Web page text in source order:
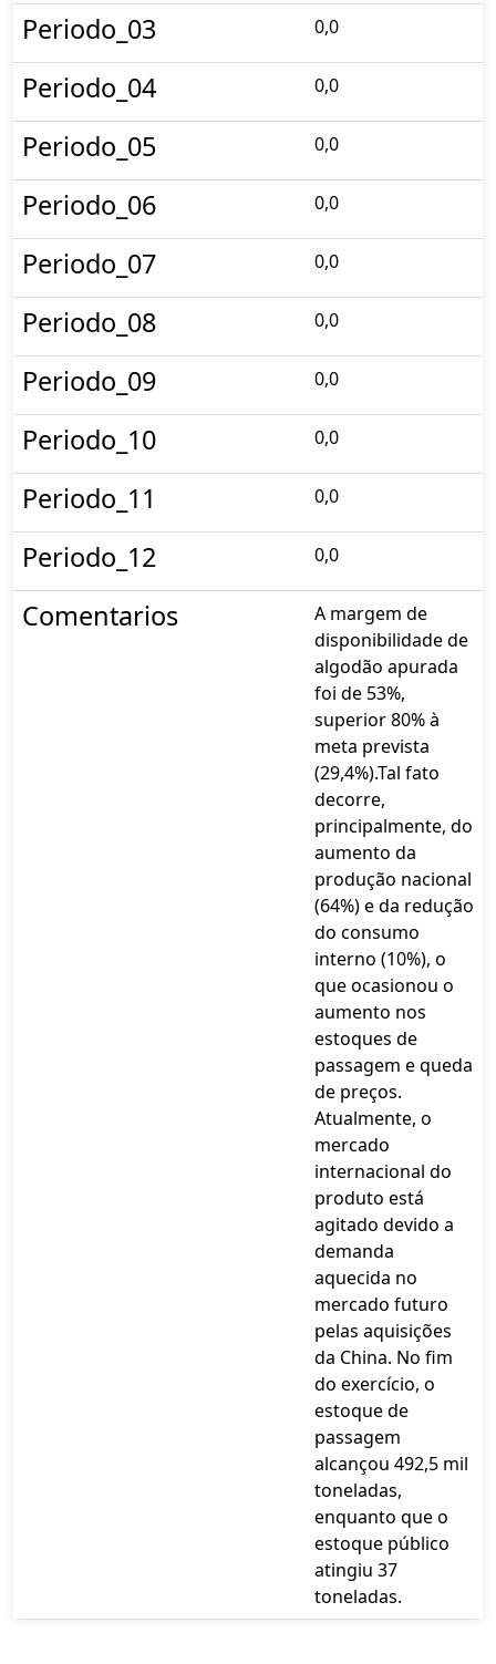
Periodo_03 0,0
Periodo_04 0,0
Periodo_05 0,0
Periodo_06 0,0
Periodo_07 0,0
Periodo_08 0,0
Periodo_09 0,0
Periodo_10 0,0
Periodo_11 0,0
Periodo_12 0,0
Comentarios
A margem de
disponibilidade de
algodão apurada
foi de 53%,
superior 80% à
meta prevista
(29,4%).Tal fato
decorre,
principalmente, do
aumento da
produção nacional
(64%) e da redução
do consumo
interno (10%), o
que ocasionou o
aumento nos
estoques de
passagem e queda
de preços.
Atualmente, o
mercado
internacional do
produto está
agitado devido a
demanda
aquecida no
mercado futuro
pelas aquisições
da China. No fim
do exercício, o
estoque de
passagem
alcançou 492,5 mil
toneladas,
enquanto que o
estoque público
atingiu 37
toneladas.